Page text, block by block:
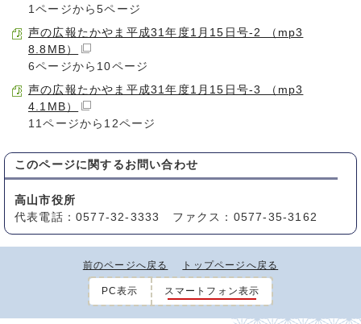
1ページから5ページ
声の広報たかやま平成31年度1月15日号-2 （mp3
8.8MB）
6ページから10ページ
声の広報たかやま平成31年度1月15日号-3 （mp3
4.1MB）
11ページから12ページ
このページに関する お問い合わせ
高山市役所
代表電話：0577-32-3333 ファクス：0577-35-3162
前のページへ戻る トップページへ戻る
PC表示 スマートフォン表示